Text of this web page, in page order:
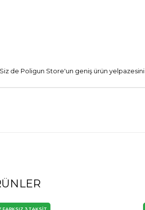
de Poligun Store'un geniş ürün
FARKSIZ 3 TAKSİT